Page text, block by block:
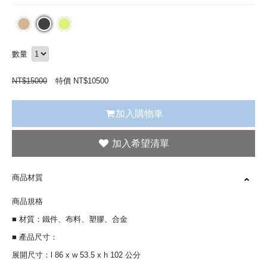
數量
NT$15000 特價 NT$10500
加入購物車
商品材質
商品規格
■ 材質：鐵件、布料、塑膠、合金
■ 產品尺寸：
展開尺寸：l 86 x w 53.5 x h 102 公分